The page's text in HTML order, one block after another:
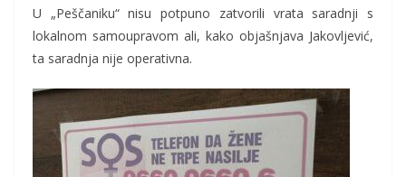
U „Peščaniku“ nisu potpuno zatvorili vrata saradnji s
lokalnom samoupravom ali, kako objašnjava Jakovljević,
ta saradnja nije operativna.